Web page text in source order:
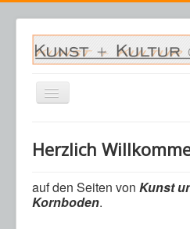
Navigation
an/aus
Veranstaltungen
Archiv
Saalplan
Herzlich
auf den Seiten von Kunst
Kornboden.